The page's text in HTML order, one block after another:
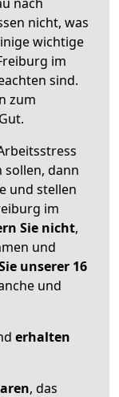
nicht, was
wichtige
im
sind.
zum
sollen, dann
und stellen
im
Sie nicht,
und
unserer 16
und
erhalten
, das